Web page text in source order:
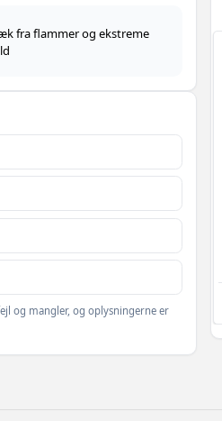
fra flammer og ekstreme
og mangler, og oplysningerne er